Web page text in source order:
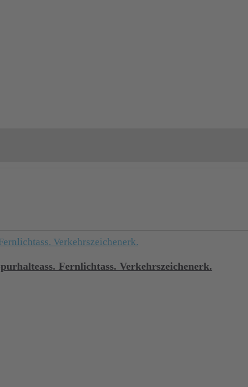
Fernlichtass. Verkehrszeichenerk.